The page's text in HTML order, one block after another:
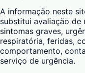
A informação neste
substitui avaliação de
sintomas graves,
respiratória, feridas,
comportamento,
serviço de urgência.